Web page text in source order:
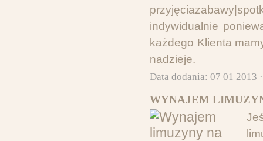
indywidualnie
każdego Klienta
nadzieje.
Data dodania: 07 01 2013
WYNAJEM